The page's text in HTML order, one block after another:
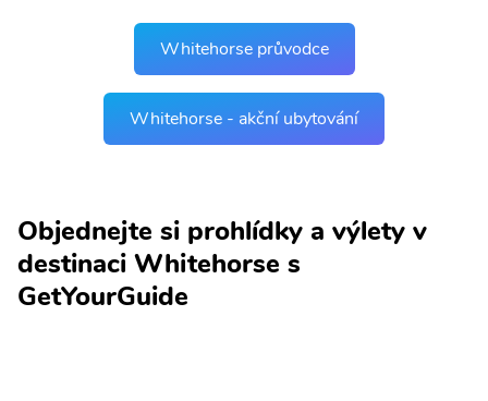
Whitehorse průvodce
Whitehorse - akční ubytování
Objednejte si prohlídky a výlety v
destinaci Whitehorse s
GetYourGuide